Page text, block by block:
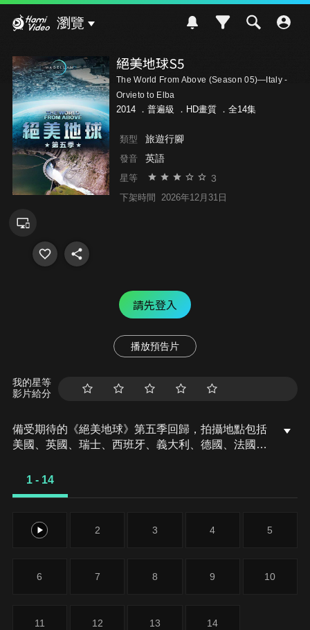
瀏覽
絕美地球S5
The World From Above (Season 05)—Italy -
Orvieto to Elba
2014 ． 普遍級 ．HD畫質 ．全14集
類型 旅遊行腳
發音 英語
星等 3
下架時間 2026年12月31日
請先登入
播放預告片
我的星等
影片給分
備受期待的《絕美地球》第五季回歸，拍攝地點包括
美國、英國、瑞士、西班牙、義大利、德國、法國和
1 - 14
1 2 3 4 5
6 7 8 9 10
11 12 13 14